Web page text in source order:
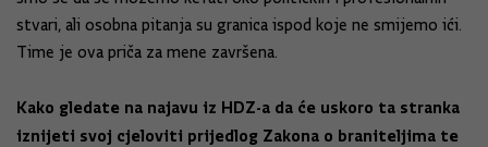
stvari, ali osobna pitanja su granica ispod koje ne smijemo ići.
Time je ova priča za mene završena.
Kako gledate na najavu iz HDZ-a da će uskoro ta stranka
iznijeti svoj cjeloviti prijedlog Zakona o braniteljima te